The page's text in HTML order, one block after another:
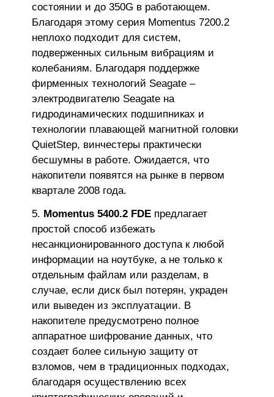
состоянии и до 350G в работающем.
Благодаря этому серия Momentus 7200.2
неплохо подходит для систем,
подверженных сильным вибрациям и
колебаниям. Благодаря поддержке
фирменных технологий Seagate –
электродвигателю Seagate на
гидродинамических подшипниках и
технологии плавающей магнитной головки
QuietStep, винчестеры практически
бесшумны в работе. Ожидается, что
накопители появятся на рынке в первом
квартале 2008 года.
Momentus 5400.2 FDEпредлагает
простой способ избежать
несанкционированного доступа к любой
информации на ноутбуке, а не только к
отдельным файлам или разделам, в
случае, если диск был потерян, украден
или выведен из эксплуатации. В
накопителе предусмотрено полное
аппаратное шифрование данных, что
создает более сильную защиту от
взломов, чем в традиционных подходах,
благодаря осуществлению всех